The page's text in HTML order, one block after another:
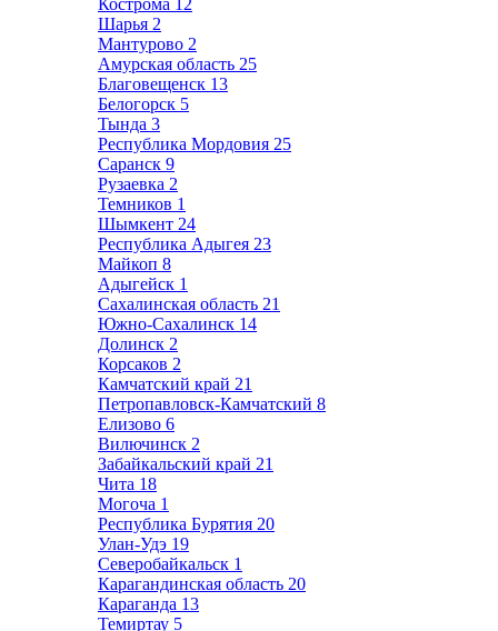
Кострома 12
Шарья 2
Мантурово 2
Амурская область 25
Благовещенск 13
Белогорск 5
Тында 3
Республика Мордовия 25
Саранск 9
Рузаевка 2
Темников 1
Шымкент 24
Республика Адыгея 23
Майкоп 8
Адыгейск 1
Сахалинская область 21
Южно-Сахалинск 14
Долинск 2
Корсаков 2
Камчатский край 21
Петропавловск-Камчатский 8
Елизово 6
Вилючинск 2
Забайкальский край 21
Чита 18
Могоча 1
Республика Бурятия 20
Улан-Удэ 19
Северобайкальск 1
Карагандинская область 20
Караганда 13
Темиртау 5